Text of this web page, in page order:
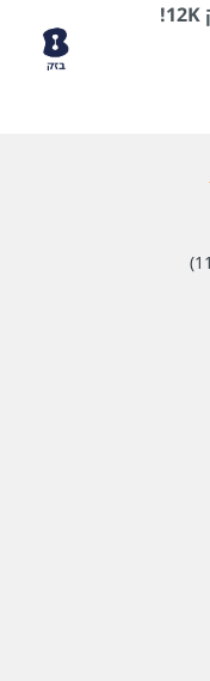
נציגי /ות שירות ומכירה בחיפה - מענק 12K!